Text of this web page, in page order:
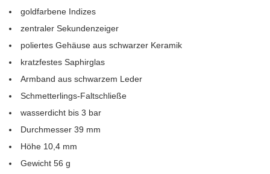
goldfarbene Indizes
zentraler Sekundenzeiger
poliertes Gehäuse aus schwarzer Keramik
kratzfestes Saphirglas
Armband aus schwarzem Leder
Schmetterlings-Faltschließe
wasserdicht bis 3 bar
Durchmesser 39 mm
Höhe 10,4 mm
Gewicht 56 g